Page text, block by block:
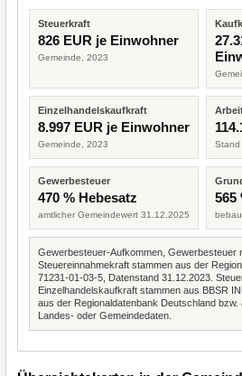
Steuerkraft
826 EUR je Einwohner
Gemeinde, 2023
Einzelhandelskaufkraft
8.997 EUR je Einwohner
Gemeinde, 2023
Gewerbesteuer
470 % Hebesatz
amtlicher Gemeindewert 31.12.2025
565
Gewerbesteuer-Aufkommen, Gewerbesteuer
Steuereinnahmekraft stammen aus der
71231-01-03-5, Datenstand 31.12.2023.
Einzelhandelskaufkraft stammen aus BBSR
aus der Regionaldatenbank Deutschland bzw.
Landes- oder Gemeindedaten.